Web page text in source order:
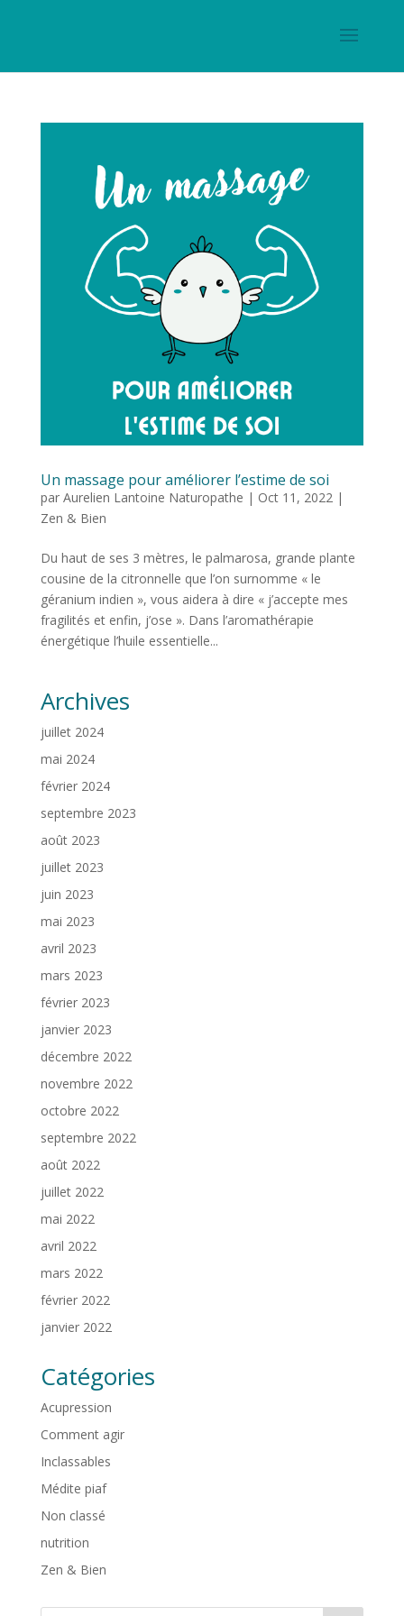
Un massage pour améliorer l’estime de soi
par Aurelien Lantoine Naturopathe | Oct 11, 2022|
Zen & Bien
Du haut de ses 3 mètres, le palmarosa, grande plante
cousine de la citronnelle que l’on surnomme « le
géranium indien », vous aidera à dire « j’accepte mes
fragilités et enfin, j’ose ». Dans l’aromathérapie
énergétique l’huile essentielle...
Archives
juillet 2024
mai 2024
février 2024
septembre 2023
août 2023
juillet 2023
juin 2023
mai 2023
avril 2023
mars 2023
février 2023
janvier 2023
décembre 2022
novembre 2022
octobre 2022
septembre 2022
août 2022
juillet 2022
mai 2022
avril 2022
mars 2022
février 2022
janvier 2022
Catégories
Acupression
Comment agir
Inclassables
Médite piaf
Non classé
nutrition
Zen & Bien